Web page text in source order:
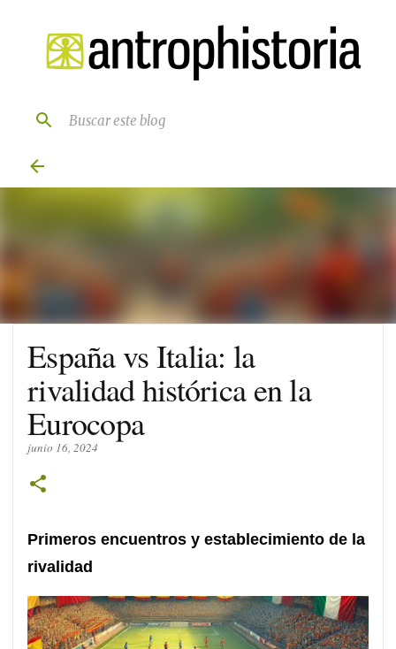
Ir al contenido principal
España vs Italia: la
rivalidad histórica en la
Eurocopa
junio 16, 2024
Primeros encuentros y establecimiento de la
rivalidad